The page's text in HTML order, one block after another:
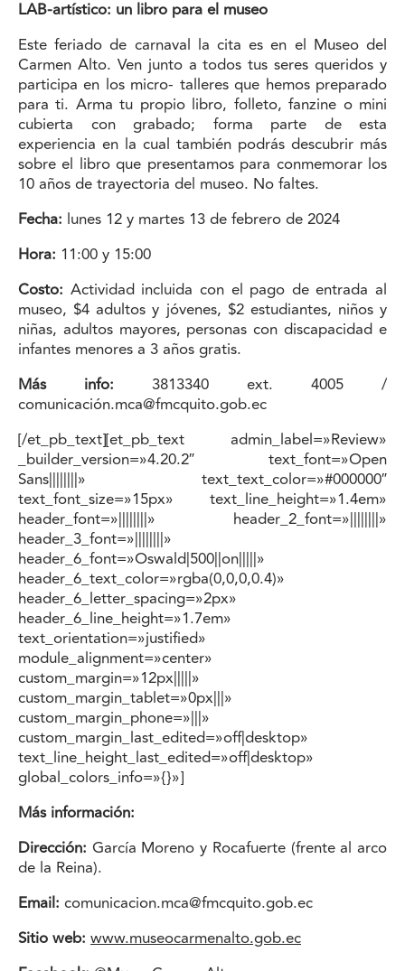
LAB-artístico: un libro para el museo
Este feriado de carnaval la cita es en el Museo del
Carmen Alto. Ven junto a todos tus seres queridos y
participa en los micro- talleres que hemos preparado
para ti. Arma tu propio libro, folleto, fanzine o mini
cubierta con grabado; forma parte de esta
experiencia en la cual también podrás descubrir más
sobre el libro que presentamos para conmemorar los
10 años de trayectoria del museo. No faltes.
Fecha: lunes 12 y martes 13 de febrero de 2024
Hora: 11:00 y 15:00
Costo: Actividad incluida con el pago de entrada al
museo, $4 adultos y jóvenes, $2 estudiantes, niños y
niñas, adultos mayores, personas con discapacidad e
infantes menores a 3 años gratis.
Más info: 3813340 ext. 4005 /
comunicación.mca@fmcquito.gob.ec
[/et_pb_text][et_pb_text admin_label=»Review»
_builder_version=»4.20.2″ text_font=»Open
Sans||||||||» text_text_color=»#000000″
text_font_size=»15px» text_line_height=»1.4em»
header_font=»||||||||» header_2_font=»||||||||»
header_3_font=»||||||||»
header_6_font=»Oswald|500||on|||||»
header_6_text_color=»rgba(0,0,0,0.4)»
header_6_letter_spacing=»2px»
header_6_line_height=»1.7em»
text_orientation=»justified»
module_alignment=»center»
custom_margin=»12px|||||»
custom_margin_tablet=»0px|||»
custom_margin_phone=»|||»
custom_margin_last_edited=»off|desktop»
text_line_height_last_edited=»off|desktop»
global_colors_info=»{}»]
Más información:
Dirección: García Moreno y Rocafuerte (frente al arco
de la Reina).
Email: comunicacion.mca@fmcquito.gob.ec
Sitio web: www.museocarmenalto.gob.ec